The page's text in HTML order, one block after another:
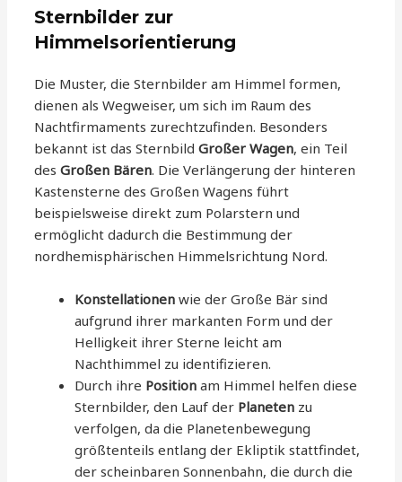
Sternbilder zur
Himmelsorientierung
Die Muster, die Sternbilder am Himmel formen,
dienen als Wegweiser, um sich im Raum des
Nachtfirmaments zurechtzufinden. Besonders
bekannt ist das SternbildGroßer Wagen, ein Teil
desGroßen Bären. Die Verlängerung der hinteren
Kastensterne des Großen Wagens führt
beispielsweise direkt zum Polarstern und
ermöglicht dadurch die Bestimmung der
nordhemisphärischen Himmelsrichtung Nord.
Konstellationen wie der Große Bär sind
aufgrund ihrer markanten Form und der
Helligkeit ihrer Sterne leicht am
Nachthimmel zu identifizieren.
Durch ihre Position am Himmel helfen diese
Sternbilder, den Lauf der Planeten zu
verfolgen, da die Planetenbewegung
größtenteils entlang der Ekliptik stattfindet,
der scheinbaren Sonnenbahn, die durch die